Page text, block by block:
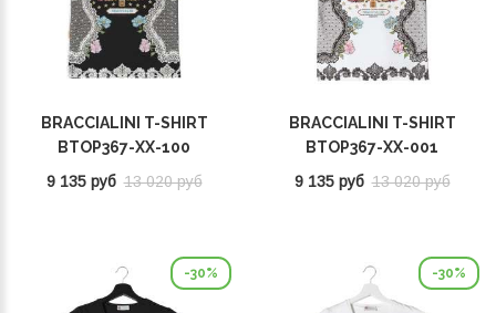
BRACCIALINI T-SHIRT
BTOP367-XX-100
9 135 руб 13 020 руб
BRACCIALINI T-SHIRT
BTOP367-XX-001
9 135 руб 13 020 руб
-30% -30%